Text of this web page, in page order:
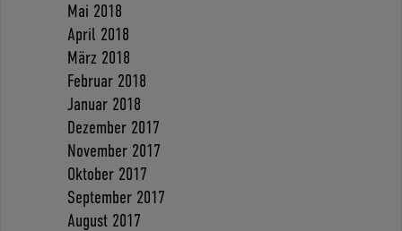
Mai 2018
April 2018
März 2018
Februar 2018
Januar 2018
Dezember 2017
November 2017
Oktober 2017
September 2017
August 2017